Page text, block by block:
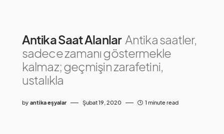
Antika Saat Alanlar Antika saatler,
sadece zamanı göstermekle
kalmaz; geçmişin zarafetini,
ustalıkla
by antika eşyalar Şubat 19, 2020 1 minute read